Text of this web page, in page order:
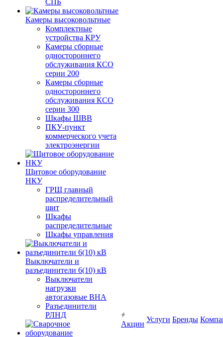
СПБ
Камеры высоковольтные
Комплектные
устройства КРУ
Камеры сборные
одностороннего
обслуживания КСО
серии 200
Камеры сборные
одностороннего
обслуживания КСО
серии 300
Шкафы ШВВ
ПКУ-пункт
коммерческого учета
электроэнергии
Щитовое оборудование
НКУ
ГРЩ главный
распределительный
щит
Шкафы
распределительные
Шкафы управления
Выключатели и
разъединители 6(10) кВ
Выключатели
нагрузки
автогазовые ВНА
Разъединители
РЛНД
Акции
Услуги Бренды